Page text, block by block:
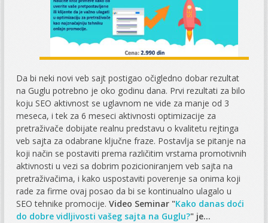
Da bi neki novi veb sajt postigao očigledno dobar rezultat
na Guglu potrebno je oko godinu dana. Prvi rezultati za bilo
koju SEO aktivnost se uglavnom ne vide za manje od 3
meseca, i tek za 6 meseci aktivnosti optimizacije za
pretraživače dobijate realnu predstavu o kvalitetu rejtinga
veb sajta za odabrane ključne fraze. Postavlja se pitanje na
koji način se postaviti prema različitim vrstama promotivnih
aktivnosti u vezi sa dobrim pozicioniranjem veb sajta na
pretraživačima, i kako uspostaviti poverenje sa onima koji
rade za firme ovaj posao da bi se kontinualno ulagalo u
SEO tehnike promocije.Video Seminar "Kako danas doći
do dobre vidljivosti vašeg sajta na Guglu?" je...